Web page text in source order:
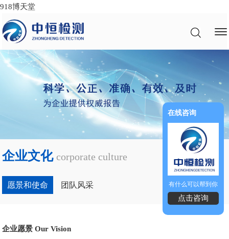
918博天堂
企业文化 corporate culture
愿景和使命 团队风采
企业愿景 Our Vision
在线咨询
有什么可以帮到你
点击咨询